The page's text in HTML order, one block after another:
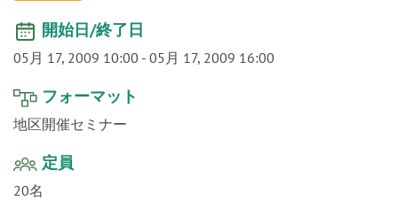
開始日/終了日
05月 17, 2009 10:00 - 05月 17, 2009 16:00
フォーマット
地区開催セミナー
定員
20名